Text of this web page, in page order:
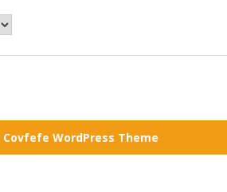
Covfefe WordPress Theme